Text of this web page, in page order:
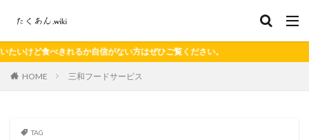
るか自信がない方はぜひご覧ください。
HOME 三和フードサービス
TAG